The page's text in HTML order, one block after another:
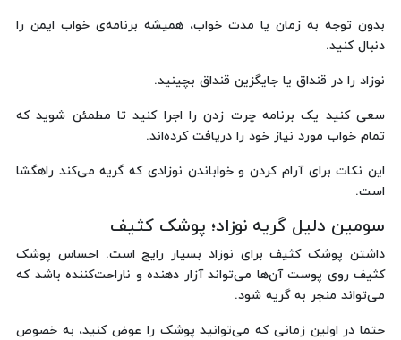
بدون توجه به زمان یا مدت خواب، همیشه برنامه‌ی خواب ایمن را
دنبال کنید.
نوزاد را در قنداق یا جایگزین قنداق بچینید.
سعی کنید یک برنامه چرت زدن را اجرا کنید تا مطمئن شوید که
تمام خواب مورد نیاز خود را دریافت کرده‌اند.
این نکات برای آرام کردن و خواباندن نوزادی که گریه می‌کند راهگشا
است.
سومین دلیل گریه نوزاد؛ پوشک کثیف
داشتن پوشک کثیف برای نوزاد بسیار رایج است. احساس پوشک
کثیف روی پوست آن‌ها می‌تواند آزار دهنده و ناراحت‌کننده باشد که
می‌تواند منجر به گریه شود.
حتما در اولین زمانی که می‌توانید پوشک را عوض کنید، به خصوص